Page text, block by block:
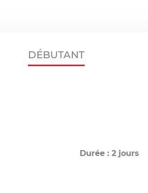
DÉBUTANT
Durée : 2 jours